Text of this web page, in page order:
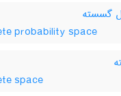
گسسته
probability space
space